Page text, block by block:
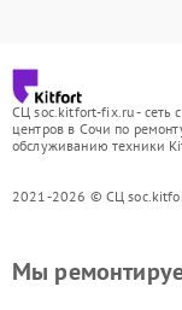
СЦ soc.kitfort-fix.ru - сеть
центров в Сочи по
обслуживанию техники
2021-2026 © СЦ
Мы